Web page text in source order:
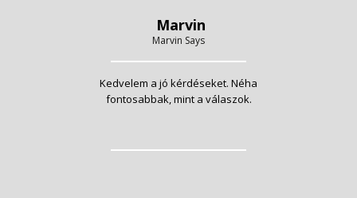
Marvin
Marvin Says
Kedvelem a jó kérdéseket. Néha
fontosabbak, mint a válaszok.